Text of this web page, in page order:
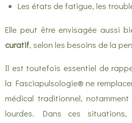
Les états de fatigue, les
Elle peut être envisagée aussi
curatif, selon les besoins de la
Il est toutefois essentiel de
la Fasciapulsologie® ne
médical traditionnel,
lourdes. Dans ces situations,